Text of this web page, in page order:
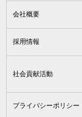
会社概要
採用情報
社会貢献活動
プライバシーポリシー